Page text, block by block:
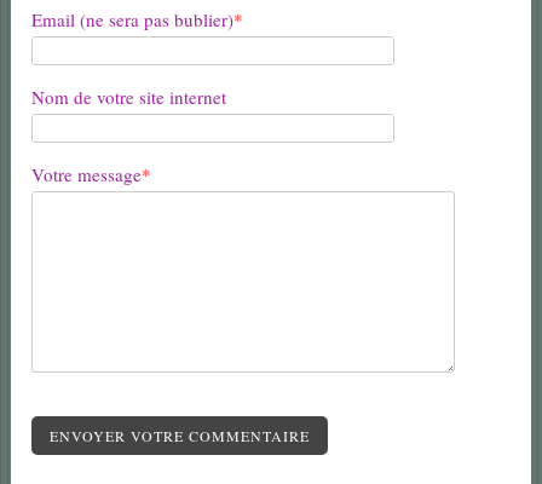
Email (ne sera pas bublier)*
Nom de votre site internet
Votre message*
ENVOYER VOTRE COMMENTAIRE